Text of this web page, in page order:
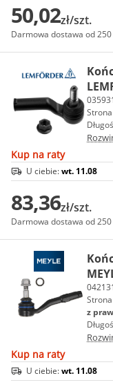
50,02zł/szt.
Darmowa dostawa od 250
Kup na raty
U ciebie:wt. 11.08
83,36zł/szt.
Darmowa dostawa od 250
z
Kup na raty
U ciebie:wt. 11.08